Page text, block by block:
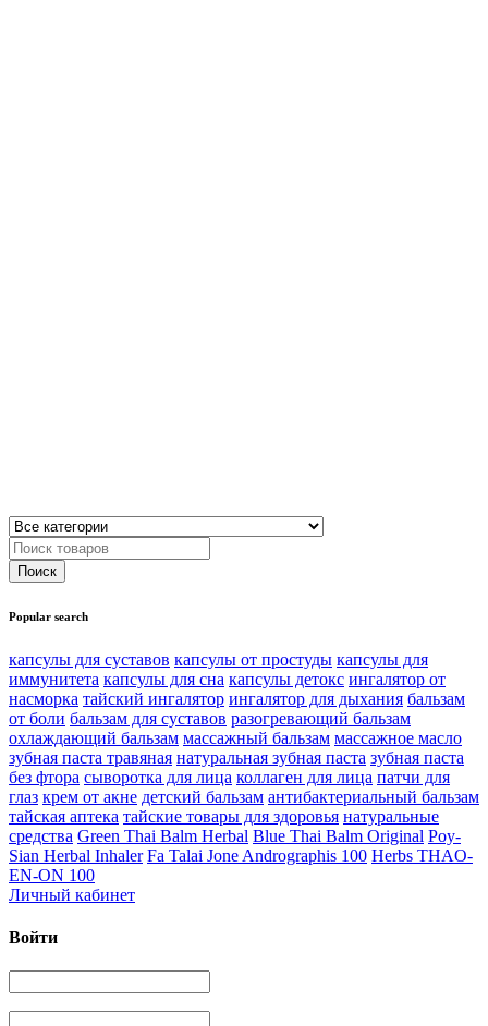
Popular search
капсулы для суставов капсулы от простуды капсулы для
иммунитета капсулы для сна капсулы детокс ингалятор от
насморка тайский ингалятор ингалятор для дыхания бальзам
от боли бальзам для суставов разогревающий бальзам
охлаждающий бальзам массажный бальзам массажное масло
зубная паста травяная натуральная зубная паста зубная паста
без фтора сыворотка для лица коллаген для лица патчи для
глаз крем от акне детский бальзам антибактериальный бальзам
тайская аптека тайские товары для здоровья натуральные
средства Green Thai Balm Herbal Blue Thai Balm Original Poy-
Sian Herbal Inhaler Fa Talai Jone Andrographis 100 Herbs THAO-
EN-ON 100
Личный кабинет
Войти